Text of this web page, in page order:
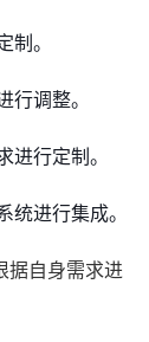
。
行调整。
进行定制。
统进行集成。
据自身需求进